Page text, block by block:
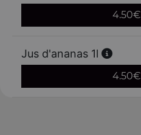
4.50€
Jus d'ananas 1l
4.50€